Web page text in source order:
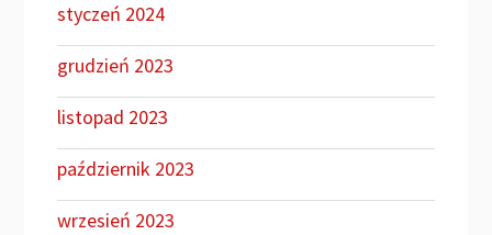
styczeń 2024
grudzień 2023
listopad 2023
październik 2023
wrzesień 2023